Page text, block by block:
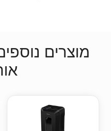
מוצרים